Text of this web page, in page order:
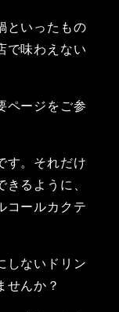
といったもの
で味わえない
ページをご参
す。それだけ
るように、
コールカクテ
しないドリン
せんか？